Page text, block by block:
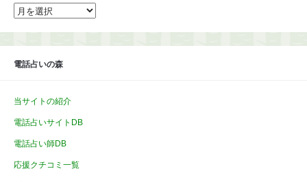
ア
ー
イ
電話占いの森
当サイトの紹介
電話占いサイトDB
電話占い師DB
応援クチコミ一覧